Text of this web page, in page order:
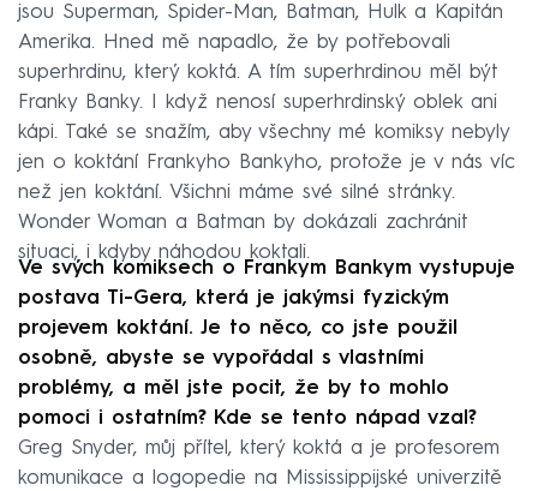
jsou Superman, Spider-Man, Batman, Hulk a Kapitán
Amerika. Hned mě napadlo, že by potřebovali
superhrdinu, který koktá. A tím superhrdinou měl být
Franky Banky. I když nenosí superhrdinský oblek ani
kápi. Také se snažím, aby všechny mé komiksy nebyly
jen o koktání Frankyho Bankyho, protože je v nás víc
než jen koktání. Všichni máme své silné stránky.
Wonder Woman a Batman by dokázali zachránit
situaci, i kdyby náhodou koktali.
Ve svých komiksech o Frankym Bankym vystupuje
postava Ti-Gera, která je jakýmsi fyzickým
projevem koktání. Je to něco, co jste použil
osobně, abyste se vypořádal s vlastními
problémy, a měl jste pocit, že by to mohlo
pomoci i ostatním? Kde se tento nápad vzal?
Greg Snyder, můj přítel, který koktá a je profesorem
komunikace a logopedie na Mississippijské univerzitě